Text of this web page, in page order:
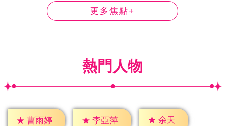
更多焦點+
熱門人物
★ 曹雨婷 ★ 李亞萍 ★ 余天